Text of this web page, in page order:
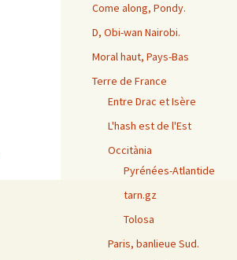
Come along, Pondy.
D, Obi-wan Nairobi.
Moral haut, Pays-Bas
Terre de France
Entre Drac et Isère
L'hash est de l'Est
Occitània
Pyrénées-Atlantide
tarn.gz
Tolosa
Paris, banlieue Sud.